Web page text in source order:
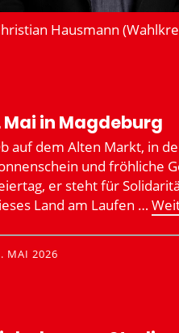
Hausmann
Mai in Magdeburg
auf dem Alten Markt, in
und fröhliche
er steht für
Land am Laufen …
MAI 2026